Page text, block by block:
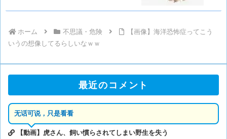
ホーム 不思議・危険
【画像】海洋恐怖症ってこう
いうの想像してるらしいなｗｗ
最近のコメント
无话可说，只是看看
【動画】虎さん、飼い慣らされてしまい野生を失う